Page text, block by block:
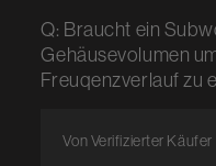
Q: Braucht ein
Gehäusevolumen
Freuqenzverlauf zu
Von Verifizierter Käufer